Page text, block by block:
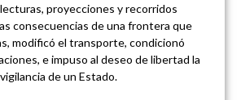
proyecciones y recorridos
consecuencias de una frontera que
modificó el transporte, condicionó
e impuso al deseo de libertad la
vigilancia de un Estado.